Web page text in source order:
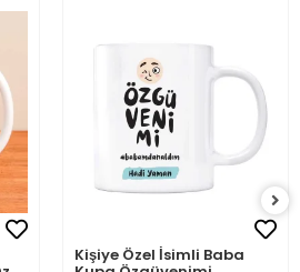
Kişiye Özel İsimli Baba